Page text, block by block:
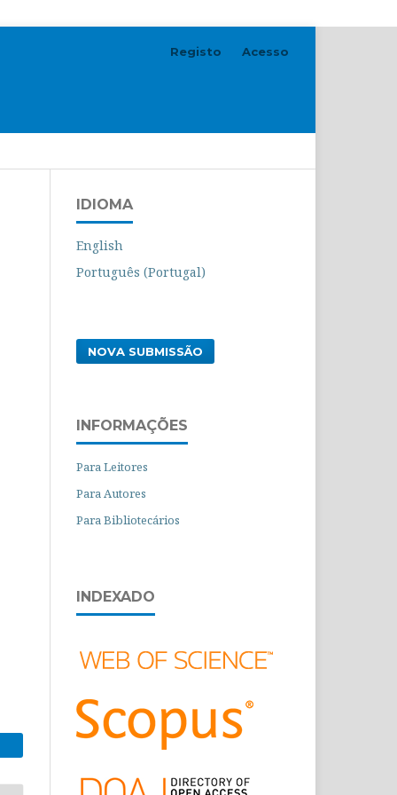
Registo Acesso
IDIOMA
English
Português (Portugal)
NOVA SUBMISSÃO
INFORMAÇÕES
Para Leitores
Para Autores
Para Bibliotecários
INDEXADO